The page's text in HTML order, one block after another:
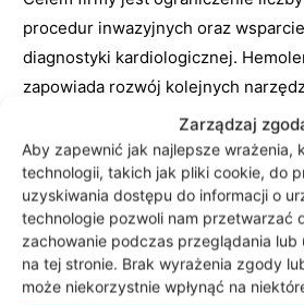
Zarządzaj
Aby zapewnić jak najlepsze wrażenia,
technologii, takich jak pliki cookie, do
uzyskiwania dostępu do informacji o
technologie pozwoli nam przetwarzać
zachowanie podczas przeglądania
na tej stronie. Brak wyrażenia zgody
może niekorzystnie wpłynąć na
procedur inwazyjnych oraz
diagnostyki kardiologicznej.
zapowiada rozwój kolejnych
zdrowia i rynku medtech.
Główne wnioski
Hemolens Diagnostics
zgodności z